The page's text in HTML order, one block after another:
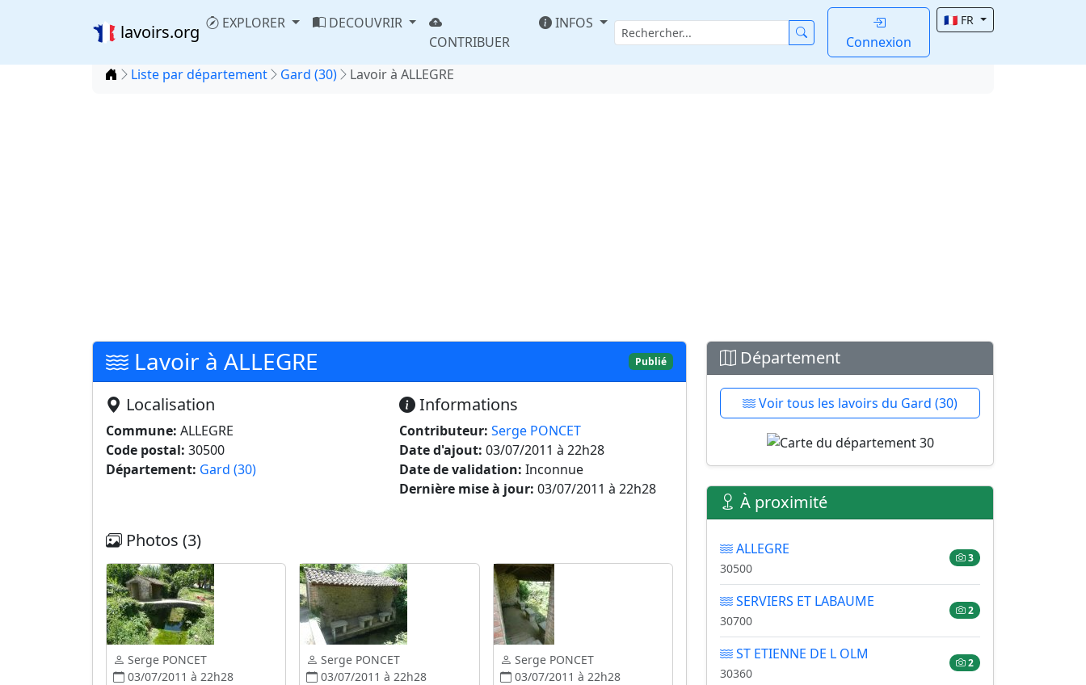
lavoirs.org EXPLORER
DECOUVRIR
CONTRIBUER
INFOS
Connexion
🇫🇷 FR
Accueil
Liste par département Gard (30) Lavoir à ALLEGRE
Lavoir à ALLEGRE Publié
Localisation
Commune: ALLEGRE
Code postal: 30500
Département: Gard (30)
Informations
Contributeur: Serge PONCET
Date d'ajout: 03/07/2011 à 22h28
Date de validation: Inconnue
Dernière mise à jour: 03/07/2011 à 22h28
Photos (3)
Serge PONCET
03/07/2011 à 22h28
Serge PONCET
03/07/2011 à 22h28
Serge PONCET
03/07/2011 à 22h28
Département
Voir tous les lavoirs du Gard (30)
À proximité
ALLEGRE
30500
3
SERVIERS ET LABAUME
30700
2
ST ETIENNE DE L OLM
30360
2